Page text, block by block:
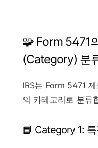
🧩 Form 5471
(Category) 분
IRS는 Form 5471
의 카테고리로 분류
📘 Category 1: